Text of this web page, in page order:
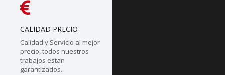
CALIDAD PRECIO
Calidad y Servicio al mejor
precio, todos nuestros
trabajos estan
garantizados.